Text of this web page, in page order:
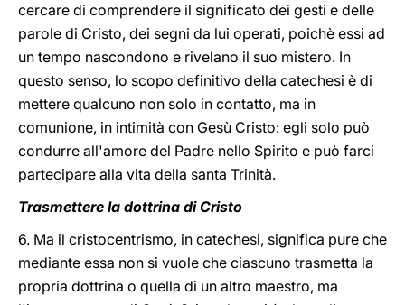
cercare di comprendere il significato dei gesti e delle
parole di Cristo, dei segni da lui operati, poichè essi ad
un tempo nascondono e rivelano il suo mistero. In
questo senso, lo scopo definitivo della catechesi è di
mettere qualcuno non solo in contatto, ma in
comunione, in intimità con Gesù Cristo: egli solo può
condurre all'amore del Padre nello Spirito e può farci
partecipare alla vita della santa Trinità.
Trasmettere la dottrina di Cristo
6. Ma il cristocentrismo, in catechesi, significa pure che
mediante essa non si vuole che ciascuno trasmetta la
propria dottrina o quella di un altro maestro, ma